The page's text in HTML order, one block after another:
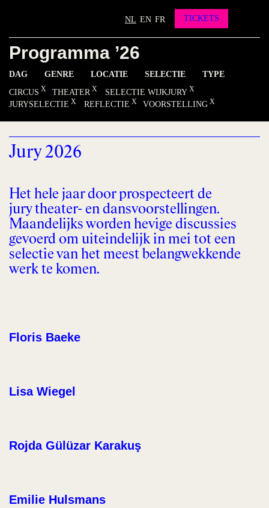
Contact
INSTAGRAM FACEBOOK YOUTUBE
NL EN FR TICKETS
Programma ’26
DAG GENRE LOCATIE SELECTIE
TYPE
CIRCUS
THEATER
SELECTIE WIJKJURY
JURYSELECTIE
REFLECTIE VOORSTELLING
Jury 2026
Het hele jaar door prospecteert de
jury theater- en dansvoorstellingen.
Maandelijks worden hevige discussies
gevoerd om uiteindelijk in mei tot een
selectie van het meest belangwekkende
werk te komen.
Floris Baeke
Lisa Wiegel
Rojda Gülüzar Karakuş
Emilie Hulsmans